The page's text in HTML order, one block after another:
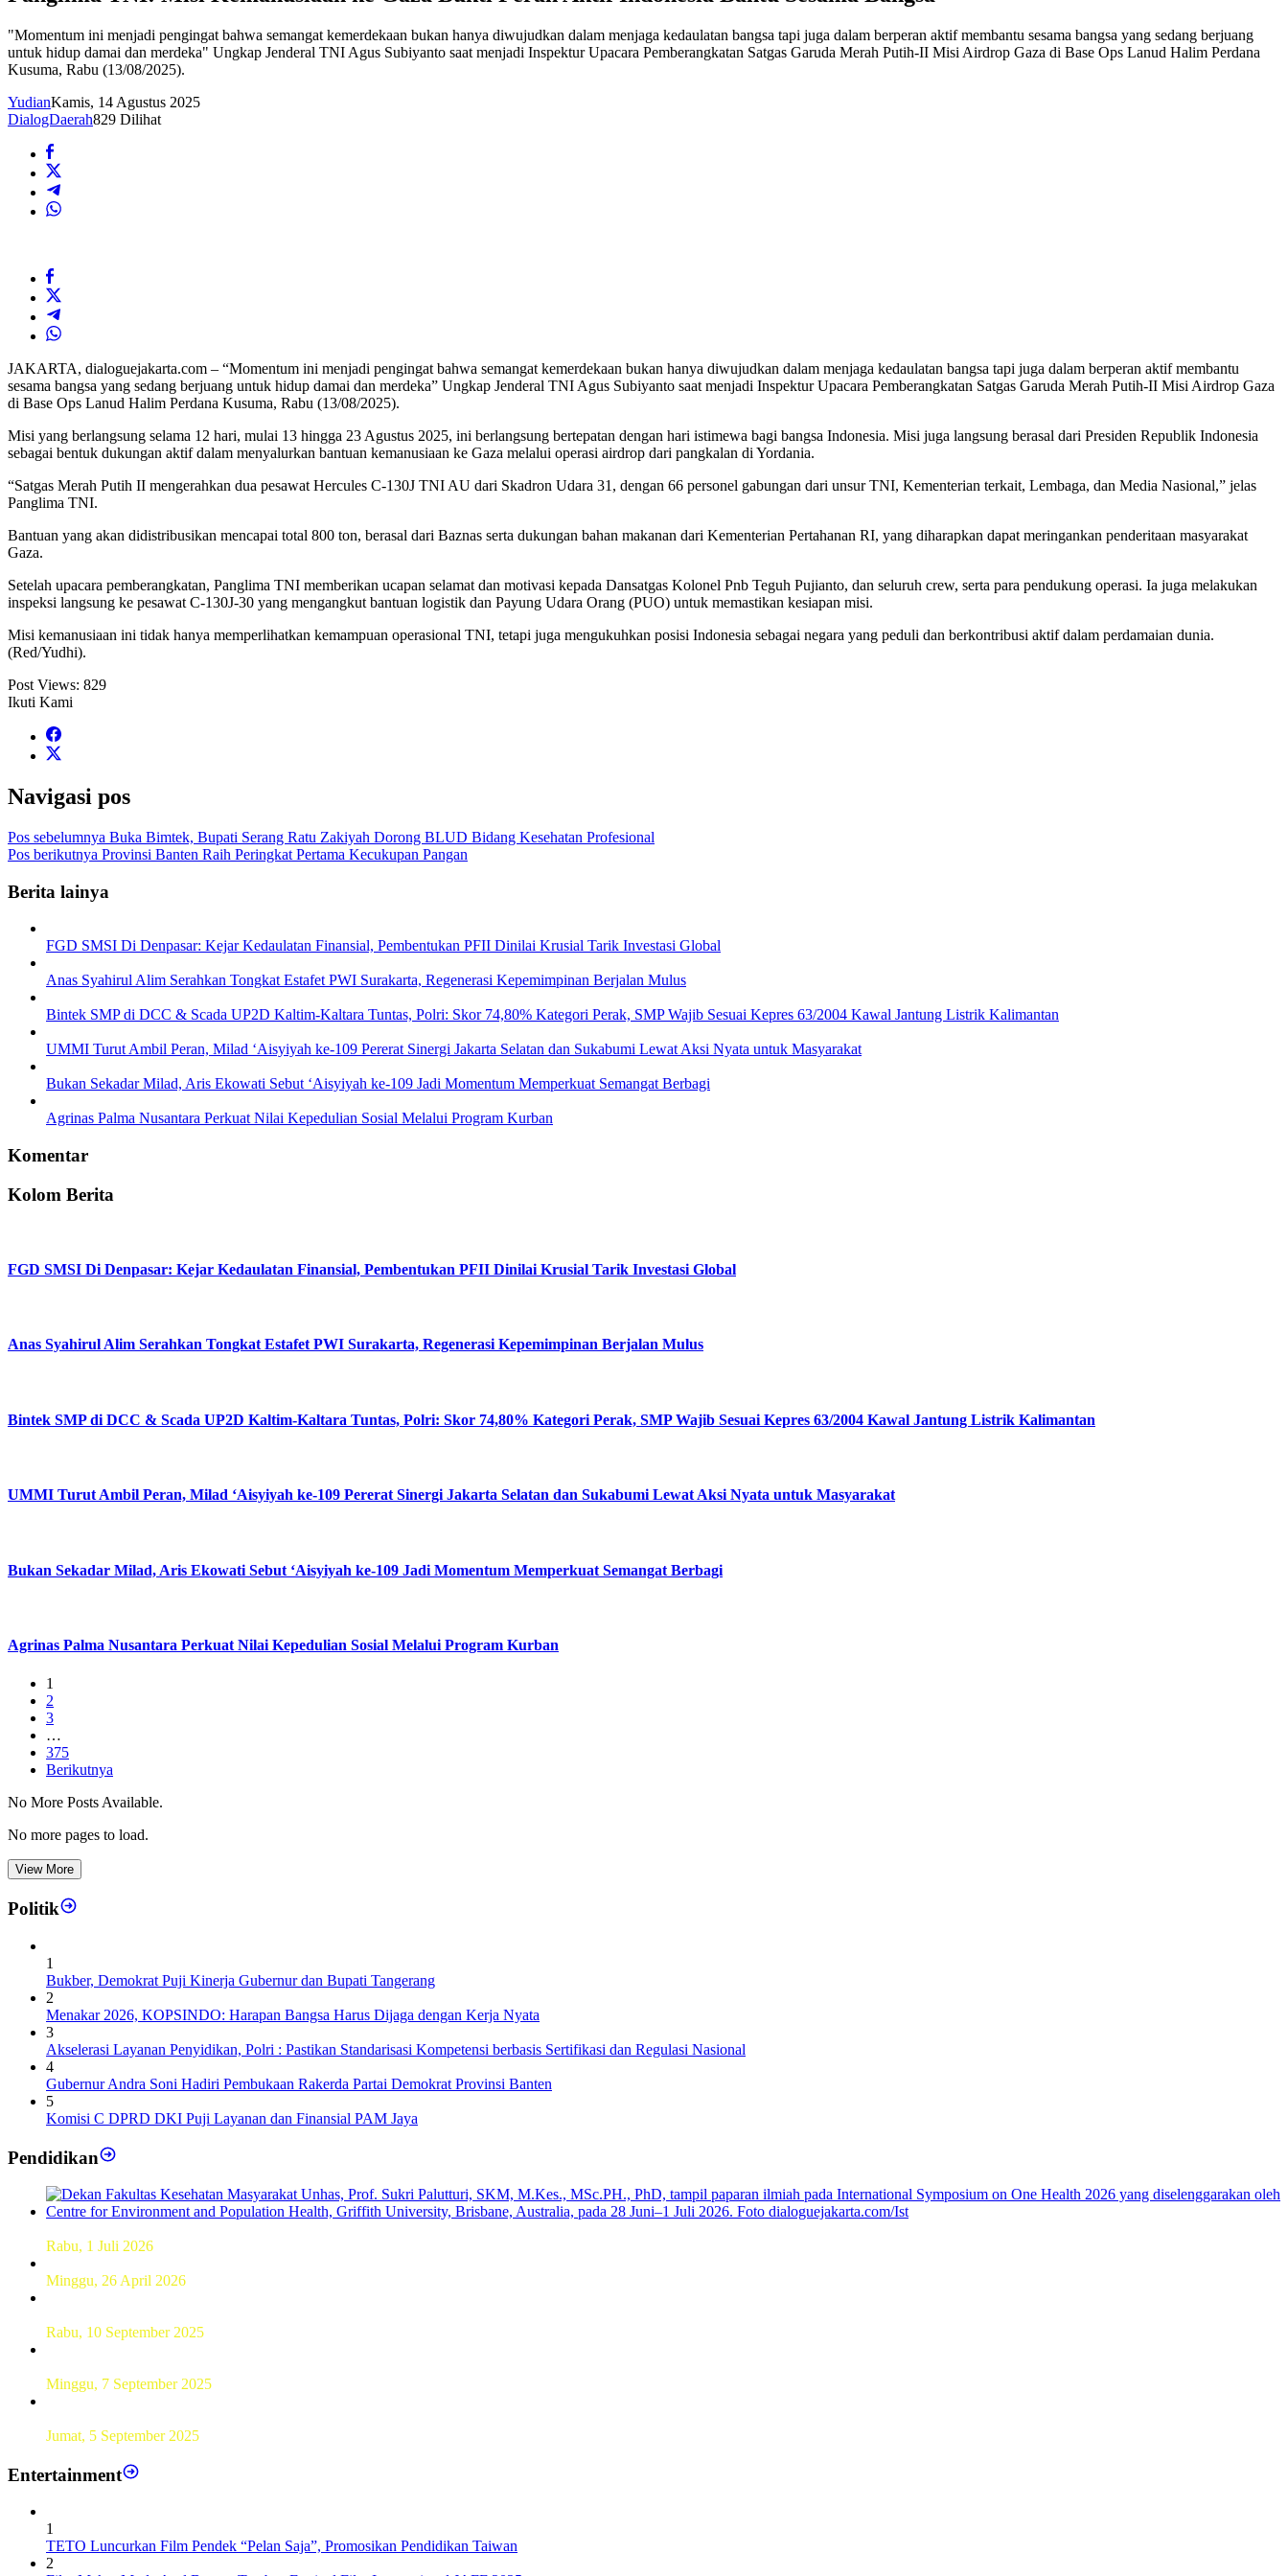
"Momentum ini menjadi pengingat bahwa semangat kemerdekaan bukan hanya diwujudkan dalam menjaga kedaulatan bangsa tapi juga dalam berperan aktif membantu sesama bangsa yang sedang berjuang
untuk hidup damai dan merdeka" Ungkap Jenderal TNI Agus Subiyanto saat menjadi Inspektur Upacara Pemberangkatan Satgas Garuda Merah Putih-II Misi Airdrop Gaza di Base Ops Lanud Halim Perdana
Kusuma, Rabu (13/08/2025).
YudianKamis, 14 Agustus 2025
DialogDaerah829 Dilihat
JAKARTA, dialoguejakarta.com – “Momentum ini menjadi pengingat bahwa semangat kemerdekaan bukan hanya diwujudkan dalam menjaga kedaulatan bangsa tapi juga dalam berperan aktif membantu
sesama bangsa yang sedang berjuang untuk hidup damai dan merdeka” Ungkap Jenderal TNI Agus Subiyanto saat menjadi Inspektur Upacara Pemberangkatan Satgas Garuda Merah Putih-II Misi Airdrop Gaza
di Base Ops Lanud Halim Perdana Kusuma, Rabu (13/08/2025).
Misi yang berlangsung selama 12 hari, mulai 13 hingga 23 Agustus 2025, ini berlangsung bertepatan dengan hari istimewa bagi bangsa Indonesia. Misi juga langsung berasal dari Presiden Republik Indonesia
sebagai bentuk dukungan aktif dalam menyalurkan bantuan kemanusiaan ke Gaza melalui operasi airdrop dari pangkalan di Yordania.
“Satgas Merah Putih II mengerahkan dua pesawat Hercules C-130J TNI AU dari Skadron Udara 31, dengan 66 personel gabungan dari unsur TNI, Kementerian terkait, Lembaga, dan Media Nasional,” jelas
Panglima TNI.
Bantuan yang akan didistribusikan mencapai total 800 ton, berasal dari Baznas serta dukungan bahan makanan dari Kementerian Pertahanan RI, yang diharapkan dapat meringankan penderitaan masyarakat
Gaza.
Setelah upacara pemberangkatan, Panglima TNI memberikan ucapan selamat dan motivasi kepada Dansatgas Kolonel Pnb Teguh Pujianto, dan seluruh crew, serta para pendukung operasi. Ia juga melakukan
inspeksi langsung ke pesawat C-130J-30 yang mengangkut bantuan logistik dan Payung Udara Orang (PUO) untuk memastikan kesiapan misi.
Misi kemanusiaan ini tidak hanya memperlihatkan kemampuan operasional TNI, tetapi juga mengukuhkan posisi Indonesia sebagai negara yang peduli dan berkontribusi aktif dalam perdamaian dunia.
(Red/Yudhi).
Post Views: 829
Ikuti Kami
Navigasi pos
Pos sebelumnya Buka Bimtek, Bupati Serang Ratu Zakiyah Dorong BLUD Bidang Kesehatan Profesional
Pos berikutnya Provinsi Banten Raih Peringkat Pertama Kecukupan Pangan
Berita lainya
FGD SMSI Di Denpasar: Kejar Kedaulatan Finansial, Pembentukan PFII Dinilai Krusial Tarik Investasi Global
Anas Syahirul Alim Serahkan Tongkat Estafet PWI Surakarta, Regenerasi Kepemimpinan Berjalan Mulus
Bintek SMP di DCC & Scada UP2D Kaltim-Kaltara Tuntas, Polri: Skor 74,80% Kategori Perak, SMP Wajib Sesuai Kepres 63/2004 Kawal Jantung Listrik Kalimantan
UMMI Turut Ambil Peran, Milad ‘Aisyiyah ke-109 Pererat Sinergi Jakarta Selatan dan Sukabumi Lewat Aksi Nyata untuk Masyarakat
Bukan Sekadar Milad, Aris Ekowati Sebut ‘Aisyiyah ke-109 Jadi Momentum Memperkuat Semangat Berbagi
Agrinas Palma Nusantara Perkuat Nilai Kepedulian Sosial Melalui Program Kurban
Komentar
Kolom Berita
FGD SMSI Di Denpasar: Kejar Kedaulatan Finansial, Pembentukan PFII Dinilai Krusial Tarik Investasi Global
Anas Syahirul Alim Serahkan Tongkat Estafet PWI Surakarta, Regenerasi Kepemimpinan Berjalan Mulus
Bintek SMP di DCC & Scada UP2D Kaltim-Kaltara Tuntas, Polri: Skor 74,80% Kategori Perak, SMP Wajib Sesuai Kepres 63/2004 Kawal Jantung Listrik Kalimantan
UMMI Turut Ambil Peran, Milad ‘Aisyiyah ke-109 Pererat Sinergi Jakarta Selatan dan Sukabumi Lewat Aksi Nyata untuk Masyarakat
Bukan Sekadar Milad, Aris Ekowati Sebut ‘Aisyiyah ke-109 Jadi Momentum Memperkuat Semangat Berbagi
Agrinas Palma Nusantara Perkuat Nilai Kepedulian Sosial Melalui Program Kurban
1
2
3
…
375
Berikutnya
No More Posts Available.
No more pages to load.
View More
Politik
1
Bukber, Demokrat Puji Kinerja Gubernur dan Bupati Tangerang
2
Menakar 2026, KOPSINDO: Harapan Bangsa Harus Dijaga dengan Kerja Nyata
3
Akselerasi Layanan Penyidikan, Polri : Pastikan Standarisasi Kompetensi berbasis Sertifikasi dan Regulasi Nasional
4
Gubernur Andra Soni Hadiri Pembukaan Rakerda Partai Demokrat Provinsi Banten
5
Komisi C DPRD DKI Puji Layanan dan Finansial PAM Jaya
Pendidikan
Rabu, 1 Juli 2026
Minggu, 26 April 2026
Rabu, 10 September 2025
Minggu, 7 September 2025
Jumat, 5 September 2025
Entertainment
1
TETO Luncurkan Film Pendek “Pelan Saja”, Promosikan Pendidikan Taiwan
2